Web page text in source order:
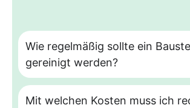
Wie regelmäßig sollte ein
gereinigt werden?
Mit welchen Kosten muss ich